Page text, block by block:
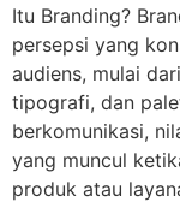
Itu Branding?
persepsi yang
audiens, mulai
tipografi, dan
berkomunikasi,
yang muncul
produk atau